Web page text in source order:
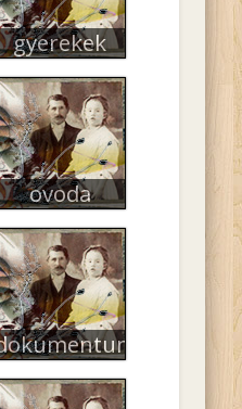
gyerekek
ovoda